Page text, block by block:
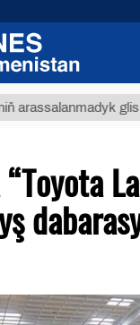
glisirrizin